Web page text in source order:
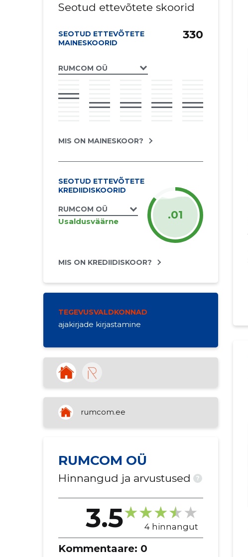
Seotud ettevõtete skoorid
SEOTUD ETTEVÕTETE
MAINESKOORID
RUMCOM OÜ
330
MIS ON MAINESKOOR?
SEOTUD ETTEVÕTETE
KREDIIDISKOORID
RUMCOM OÜ
Usaldusväärne .01
MIS ON KREDIIDISKOOR?
TEGEVUSVALDKONNAD
ajakirjade kirjastamine
rumcom.ee
RUMCOM OÜ
Hinnangud ja arvustused ?
3.5 4 hinnangut
Kommentaare: 0